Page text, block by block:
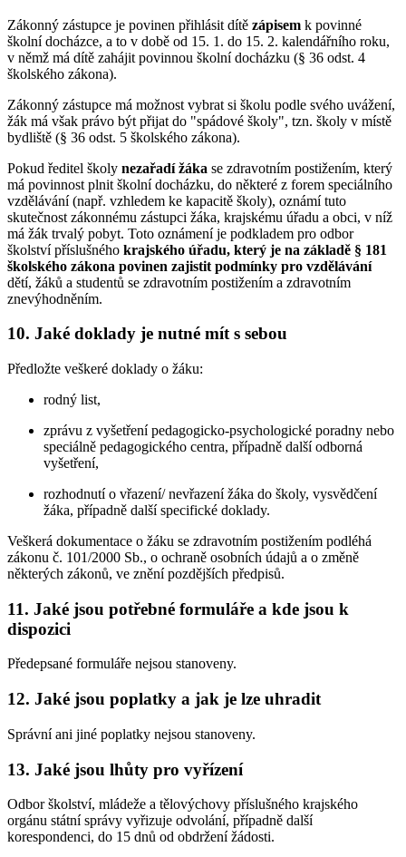
Zákonný zástupce je povinen přihlásit dítě zápisem k povinné
školní docházce, a to v době od 15. 1. do 15. 2. kalendářního roku,
v němž má dítě zahájit povinnou školní docházku (§ 36 odst. 4
školského zákona).
Zákonný zástupce má možnost vybrat si školu podle svého uvážení,
žák má však právo být přijat do "spádové školy", tzn. školy v místě
bydliště (§ 36 odst. 5 školského zákona).
Pokud ředitel školy nezařadí žáka se zdravotním postižením, který
má povinnost plnit školní docházku, do některé z forem speciálního
vzdělávání (např. vzhledem ke kapacitě školy), oznámí tuto
skutečnost zákonnému zástupci žáka, krajskému úřadu a obci, v níž
má žák trvalý pobyt. Toto oznámení je podkladem pro odbor
školství příslušného krajského úřadu, který je na základě § 181
školského zákona povinen zajistit podmínky pro vzdělávání
dětí, žáků a studentů se zdravotním postižením a zdravotním
znevýhodněním.
10. Jaké doklady je nutné mít s sebou
Předložte veškeré doklady o žáku:
rodný list,
zprávu z vyšetření pedagogicko-psychologické poradny nebo
speciálně pedagogického centra, případně další odborná
vyšetření,
rozhodnutí o vřazení/ nevřazení žáka do školy, vysvědčení
žáka, případně další specifické doklady.
Veškerá dokumentace o žáku se zdravotním postižením podléhá
zákonu č. 101/2000 Sb., o ochraně osobních údajů a o změně
některých zákonů, ve znění pozdějších předpisů.
11. Jaké jsou potřebné formuláře a kde jsou k
dispozici
Předepsané formuláře nejsou stanoveny.
12. Jaké jsou poplatky a jak je lze uhradit
Správní ani jiné poplatky nejsou stanoveny.
13. Jaké jsou lhůty pro vyřízení
Odbor školství, mládeže a tělovýchovy příslušného krajského
orgánu státní správy vyřizuje odvolání, případně další
korespondenci, do 15 dnů od obdržení žádosti.